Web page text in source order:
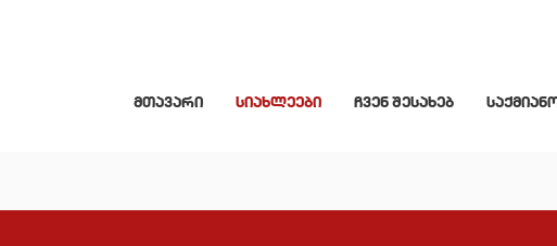
მთავარი სიახლეები ჩვენ შესახებ